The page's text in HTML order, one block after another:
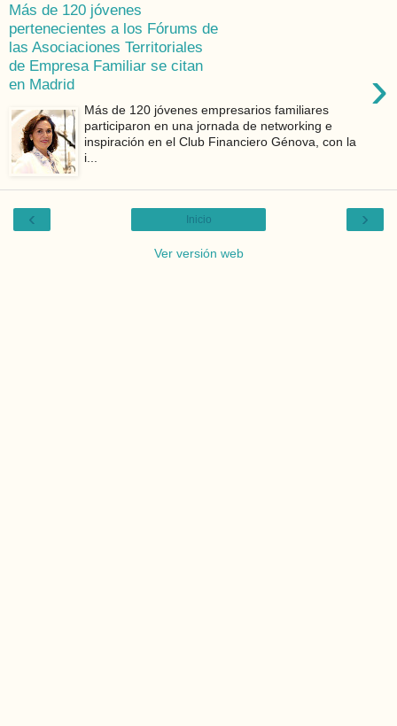
Más de 120 jóvenes
pertenecientes a los Fórums de
las Asociaciones Territoriales
de Empresa Familiar se citan
en Madrid
›
Más de 120 jóvenes empresarios familiares
participaron en una jornada de networking e
inspiración en el Club Financiero Génova, con la
i...
‹ ›
Inicio
Ver versión web